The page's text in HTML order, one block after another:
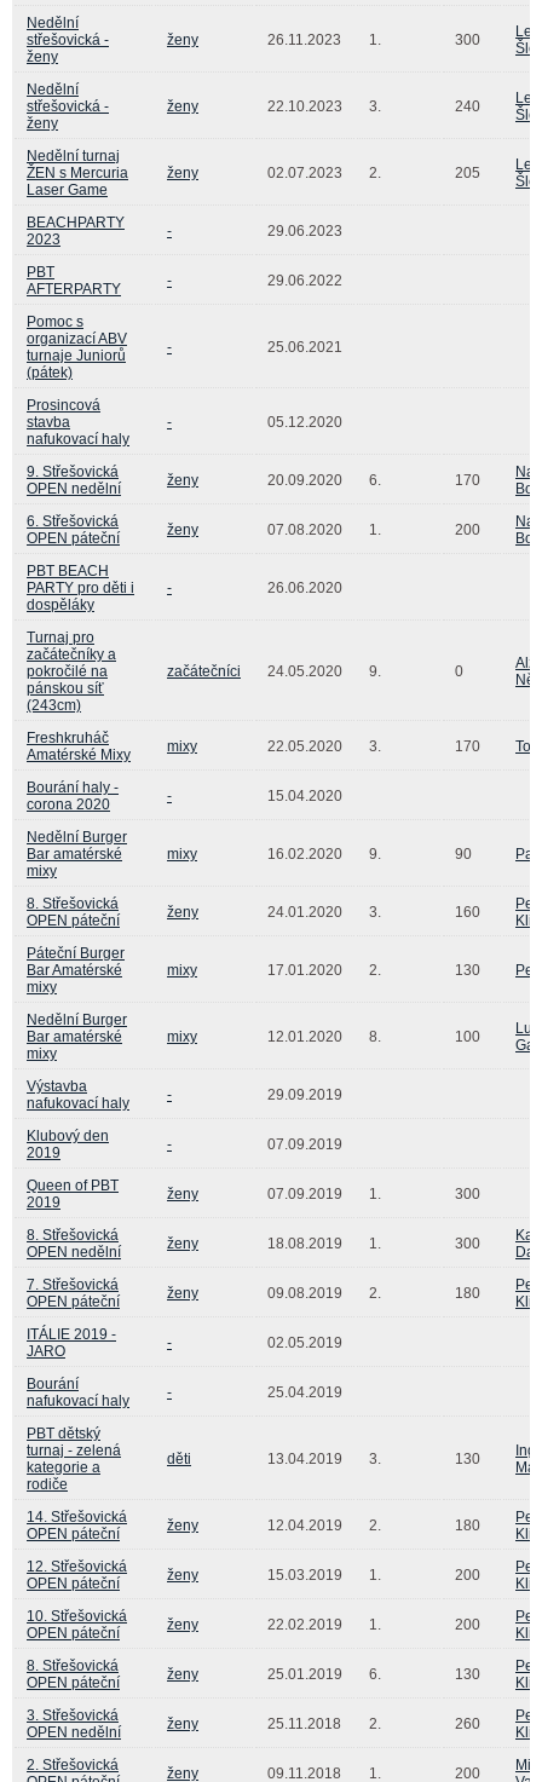
Nedělní
střešovická -
ženy
ženy 26.11.2023 1. 300
Nedělní
střešovická -
ženy
ženy 22.10.2023 3. 240
Nedělní turnaj
ŽEN s Mercuria
Laser Game
ženy 02.07.2023 2. 205
BEACHPARTY
2023
- 29.06.2023
PBT
AFTERPARTY
- 29.06.2022
Pomoc s
organizací ABV
turnaje Juniorů
(pátek)
- 25.06.2021
Prosincová
stavba
nafukovací haly
- 05.12.2020
9. Střešovická
OPEN nedělní
ženy 20.09.2020 6. 170
6. Střešovická
OPEN páteční
ženy 07.08.2020 1. 200
PBT BEACH
PARTY pro děti i
dospěláky
- 26.06.2020
Turnaj pro
začátečníky a
pokročilé na
pánskou síť
(243cm)
začátečníci 24.05.2020 9. 0
Freshkruháč
Amatérské Mixy
mixy 22.05.2020 3. 170
Bourání haly -
corona 2020
- 15.04.2020
Nedělní Burger
Bar amatérské
mixy
mixy 16.02.2020 9. 90
8. Střešovická
OPEN páteční
ženy 24.01.2020 3. 160
Páteční Burger
Bar Amatérské
mixy
mixy 17.01.2020 2. 130
Nedělní Burger
Bar amatérské
mixy
mixy 12.01.2020 8. 100
Výstavba
nafukovací haly
- 29.09.2019
Klubový den
2019
- 07.09.2019
Queen of PBT
2019
ženy 07.09.2019 1. 300
8. Střešovická
OPEN nedělní
ženy 18.08.2019 1. 300
7. Střešovická
OPEN páteční
ženy 09.08.2019 2. 180
ITÁLIE 2019 -
JARO
- 02.05.2019
Bourání
nafukovací haly
- 25.04.2019
PBT dětský
turnaj - zelená
kategorie a
rodiče
děti 13.04.2019 3. 130
14. Střešovická
OPEN páteční
ženy 12.04.2019 2. 180
12. Střešovická
OPEN páteční
ženy 15.03.2019 1. 200
10. Střešovická
OPEN páteční
ženy 22.02.2019 1. 200
8. Střešovická
OPEN páteční
ženy 25.01.2019 6. 130
3. Střešovická
OPEN nedělní
ženy 25.11.2018 2. 260
2. Střešovická
ženy 09.11.2018 1. 200